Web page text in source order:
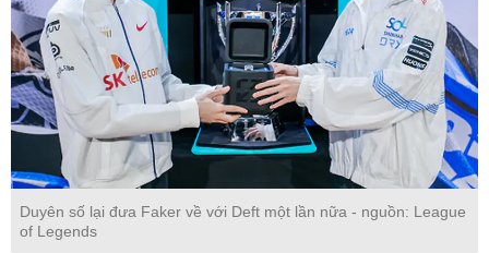
Duyên số lại đưa Faker về với Deft một lần nữa - nguồn: League
of Legends